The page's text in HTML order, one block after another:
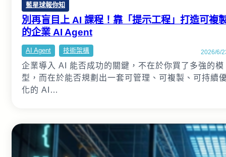
藍星球報你知
別再盲目上 AI 課程！靠「提示工程」打造可複
的企業 AI Agent
AI Agent 技術架構 2026/6/
企業導入 AI 能否成功的關鍵，不在於你買了多強的模
型，而在於能否規劃出一套可管理、可複製、可持續
化的 AI…